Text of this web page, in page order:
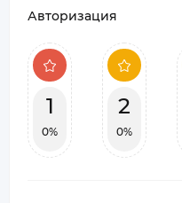
Авторизация
1
0%
2
0%